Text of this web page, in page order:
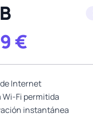
€
de Internet
Wi-Fi permitida
instantánea